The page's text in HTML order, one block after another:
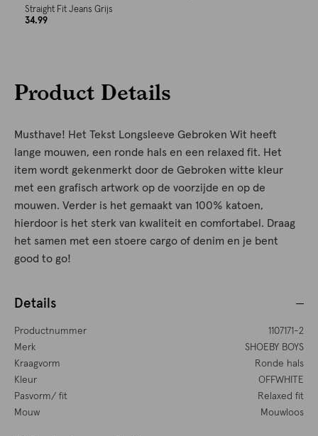
Straight Fit Jeans Grijs
34.99
Product Details
Musthave! Het Tekst Longsleeve Gebroken Wit heeft
lange mouwen, een ronde hals en een relaxed fit. Het
item wordt gekenmerkt door de Gebroken witte kleur
met een grafisch artwork op de voorzijde en op de
mouwen. Verder is het gemaakt van 100% katoen,
hierdoor is het sterk van kwaliteit en comfortabel. Draag
het samen met een stoere cargo of denim en je bent
good to go!
Details
Productnummer
1107171-2
Merk
SHOEBY BOYS
Kraagvorm
Ronde hals
Kleur
OFFWHITE
Pasvorm/ fit
Relaxed fit
Mouw
Mouwloos